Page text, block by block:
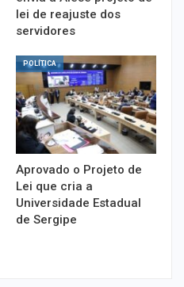
lei de reajuste dos
servidores
POLÍTICA
Aprovado o Projeto de
Lei que cria a
Universidade Estadual
de Sergipe